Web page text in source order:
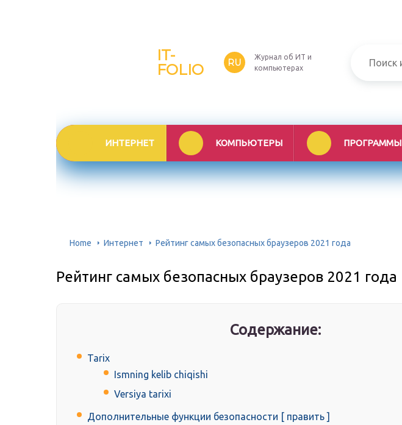
IT-
FOLIO
RU
Журнал об ИТ и
компьютерах
ИНТЕРНЕТ КОМПЬЮТЕРЫ ПРОГРАММЫ
Home Интернет Рейтинг самых безопасных браузеров 2021 года
Рейтинг самых безопасных браузеров 2021 года
Содержание:
Tarix
Ismning kelib chiqishi
Versiya tarixi
Дополнительные функции безопасности [ править ]